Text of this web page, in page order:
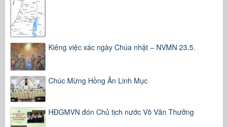
Kiêng việc xác ngày Chúa nhật – NVMN 23.5.
Chúc Mừng Hồng Ân Linh Mục
HĐGMVN đón Chủ tịch nước Võ Văn Thưởng